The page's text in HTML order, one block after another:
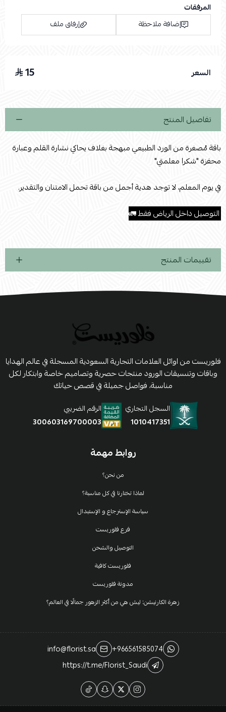
المرفقات
إضافة ملاحظة
إرفاق ملف
السعر 15
تفاصيل المنتج
باقة مُصغرة من الورد الطبيعي مبهجة بغلاف يحاكي نشارة القلم وعبارة
محفزة "شكرا معلمتي"
في يوم المعلم، لا توجد هدية أجمل من باقة تحمل الامتنان والتقدير.
التوصيل داخل الرياض فقط 🚛
تقييمات المنتج
روابط مهمة
من نحن؟
لماذا تختارنا في كل مناسبة؟
سياسة الإسترجاع و الإستبدال
فرع فلوريست
التوصيل والشحن
فلوريست كافية
مدونة فلوريست
زهرة الكارنيشن: ليش هي من أكثر الزهور جمالًا في العالم؟
فلوريست من اوائل العلامات التجارية السعودية المسجلة في عالم الهدايا
وباقات وتنسيقات الورود منتجات حصرية وتصاميم خاصة وابتكار لكل
مناسبة، فواصل جميلة في قصص حياتك
السجل التجاري
1010417351
الرقم الضريبي
300603169700003
+966561585074
info@florist.sa
https://t.me/Florist_Saudi